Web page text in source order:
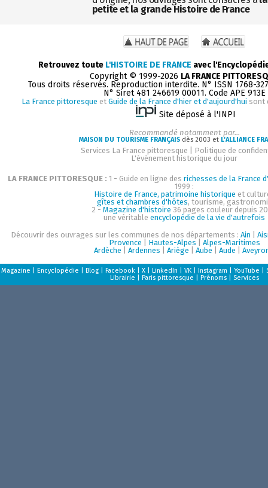
petite et la grande Histoire de France
Retrouvez toute L'HISTOIRE DE FRANCE avec
Copyright © 1999-2026 LA FRANCE
Tous droits réservés. Reproduction interdite. N° ISSN 1768-
N° Siret 481 246619 00011. Code APE 913E
La France pittoresque et Guide de la France d'hier et d'aujourd'hui sont
Site déposé à l'INPI
Recommandé notamment par...
MAISON DU TOURISME FRANÇAISdès 2003 et L'ALLIANCE
Services La France pittoresque
Politique de
L'événement historique du jour
LA FRANCE PITTORESQUE : 1 - Guide en ligne des richesses de la France
1999 :
Histoire de France, patrimoine historique et
gîtes et chambres d'hôtes, tourisme,
2 - Magazine d'histoire 36 pages couleur depuis
une véritable encyclopédie de la vie d'autrefois
Découvrir des ouvrages sur les communes de nos départements : Ain
Provence
Hautes-Alpes
Alpes-Maritimes
Ardèche
Ardennes Ariège Aube Aude
Magazine Encyclopédie Blog| Facebook| X| LinkedIn VK| Instagram YouTube
Librairie
Paris pittoresque Prénoms| Services